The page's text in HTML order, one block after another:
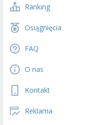
Ranking
Osiągnięcia
FAQ
O nas
Kontakt
Reklama